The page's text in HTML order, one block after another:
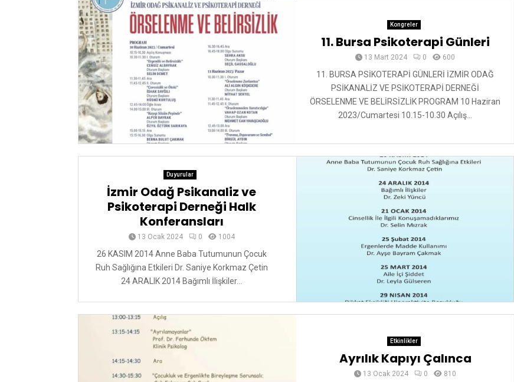
Kongreler
11. Bursa Psikoterapi Günleri
13 Mart 2024 0 600
11. BURSA PSİKOTERAPİ GÜNLERİ İZMİR ODAĞ
PSİKANALİZ VE PSİKOTERAPİ DERNEĞİ
ÖRSELENME VE BELİRSİZLİK PROGRAM 10 Haziran
2023/Cumartesi 10.15-10.30 Açılış...
Duyurular
İzmir Odağ Psikanaliz ve
Psikoterapi Derneği Halk
Konferansları
13 Ocak 2024 0 1004
26 KASIM 2014 Anne Baba Tutumunun Çocuk
Ruh Sağlığına Etkileri Dr. Saniye Korkmaz Çetin
24 ARALIK 2014 Bağımlı İlişkiler...
Etkinlikler
Ayrılık Kapıyı Çalınca
13 Ocak 2024 0 810